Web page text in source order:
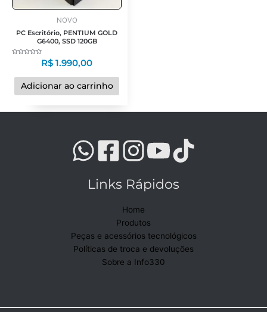
NOVO
PC Escritório, PENTIUM GOLD
G6400, SSD 120GB
R$ 1.990,00
Adicionar ao carrinho
Links Rápidos
Home
Produtos
Peças e acessórios tecnológicos
Políticas de troca e devoluções
Sobre a Info330